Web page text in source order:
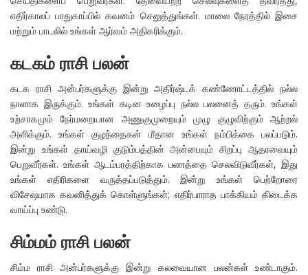
எதிர்காலப் பாதுகாப்பில் கவனம் செலுத்துங்கள். மாலை நேரத்தில் இசை
மற்றும் பாடலில் உங்கள் ஆர்வம் அதிகரிக்கும்.
கடகம் ராசி பலன்
கடக ராசி அன்பர்களுக்கு இன்று அதிர்ஷ்டக் கண்ணோட்டத்தில் நல்ல
நாளாக இருக்கும். உங்கள் கடின உழைப்பு நல்ல பலனைத் தரும். உங்கள்
உற்சாகமும் நேர்மறையான அணுகுமுறையும் முழு குழுவிற்கும் ஆற்றல்
அளிக்கும். உங்கள் குழந்தைகள் மீதான உங்கள் நம்பிக்கை பலப்படும்.
இன்று உங்கள் தாய்வழி குடும்பத்தின் அன்பையும் சிறப்பு ஆதரவையும்
பெறுவீர்கள். உங்கள் ஆடம்பரத்திற்காக பணத்தை செலவிடுவீர்கள், இது
உங்கள் எதிரிகளை வருத்தப்படுத்தும். இன்று உங்கள் பெற்றோரை
விசேஷமாக கவனித்துக் கொள்ளுங்கள்; எதிர்பாராத பாக்கியம் கிடைக்க
வாய்ப்பு உண்டு.
சிம்மம் ராசி பலன்
சிம்ம ராசி அன்பர்களுக்கு இன்று கலவையான பலன்கள் உண்டாகும்.